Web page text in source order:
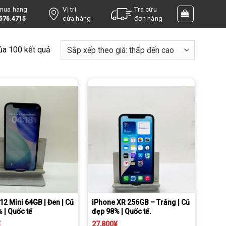
hàng
Vị trí
cửa hàng
Tra cứu
đơn hàng
100 kết quả
Mini 64GB | Đen | Cũ
| Quốc tế
iPhone XR 256GB – Trắng | Cũ
đẹp 98% | Quốc tế.
27,800¥